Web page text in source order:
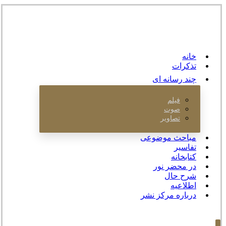
خانه
تذکرات
چند رسانه ای
فیلم
صوت
تصاویر
مباحث موضوعی
تفاسیر
کتابخانه
در محضر نور
شرح حال
اطلاعیه
درباره مرکز نشر